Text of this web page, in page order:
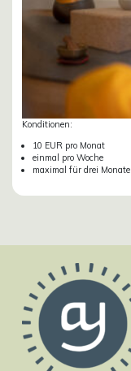
Konditionen:
10 EUR pro Monat
einmal pro Woche
maximal für drei Monate